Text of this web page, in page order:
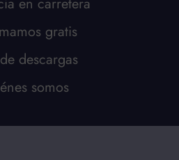
gratis
descargas
somos